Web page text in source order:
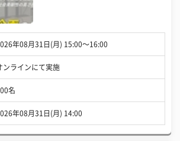
年08月31日(月) 15:00〜16:00
ンラインにて実施
名
年08月31日(月) 14:00